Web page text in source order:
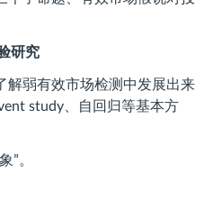
研究
解弱有效市场检测中发展出来
study、自回归等基本方
”。